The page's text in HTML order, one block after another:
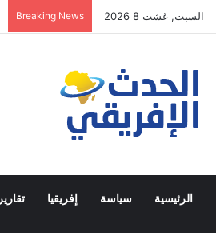
السبت, غشت 8 2026 Breaking News
الرئيسية سياسة إفريقيا